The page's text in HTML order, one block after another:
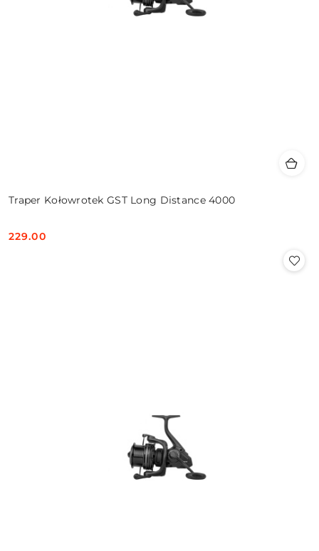
Traper Kołowrotek GST Long Distance 4000
Cena:
229.00